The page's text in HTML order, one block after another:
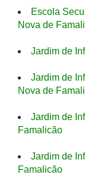
Escola
Nova de
Jardim de
Jardim de
Nova de
Jardim de
Famalicão
Jardim de
Famalicão